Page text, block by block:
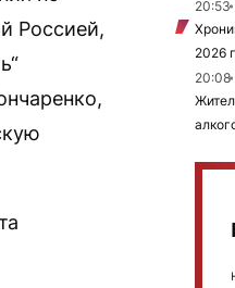
Россией,
20:53
2026
20:08